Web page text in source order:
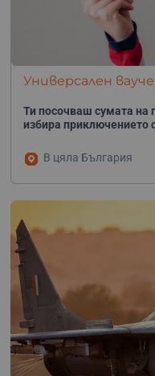
Универсален
Ти посочваш сумата на
избира приключението
В цяла България